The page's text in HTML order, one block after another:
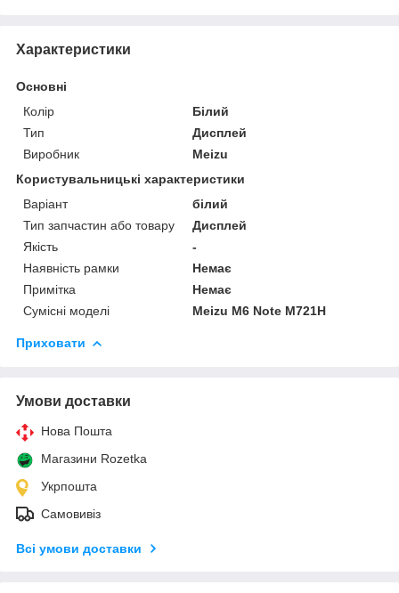
Характеристики
Основні
Колір
Білий
Тип
Дисплей
Виробник
Meizu
Користувальницькі характеристики
Варіант
білий
Тип запчастин або товару
Дисплей
Якість
-
Наявність рамки
Немає
Примітка
Немає
Сумісні моделі
Meizu M6 Note M721H
Приховати
Умови доставки
Нова Пошта
Магазини Rozetka
Укрпошта
Самовивіз
Всі умови доставки